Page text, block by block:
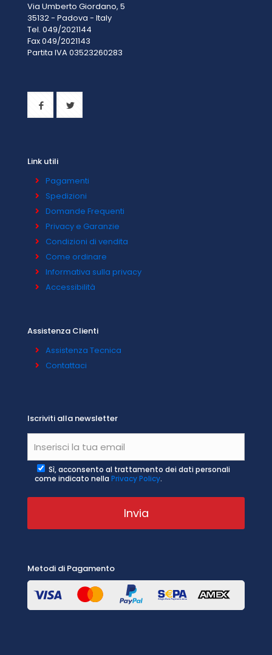
Via Umberto Giordano, 5
35132 - Padova - Italy
Tel. 049/2021144
Fax 049/2021143
Partita IVA 03523260283
Link utili
Pagamenti
Spedizioni
Domande Frequenti
Privacy e Garanzie
Condizioni di vendita
Come ordinare
Informativa sulla privacy
Accessibilità
Assistenza Clienti
Assistenza Tecnica
Contattaci
Iscriviti alla newsletter
Sì, acconsento al trattamento dei dati personali
come indicato nella Privacy Policy.
Metodi di Pagamento